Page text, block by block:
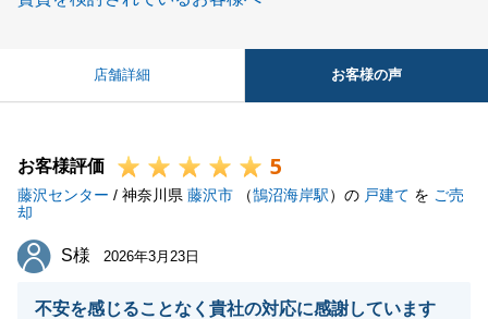
店舗詳細 お客様の声
お客様評価 5
藤沢センター / 神奈川県 藤沢市 （鵠沼海岸駅）の 戸建て を ご売
却
S様
S様 2026年3月23日
不安を感じることなく貴社の対応に感謝しています